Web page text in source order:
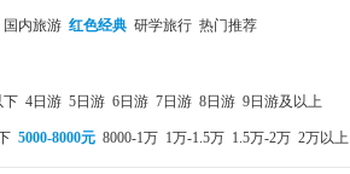
国内旅游 红色经典 研学旅行 热门推荐
下 4日游 5日游 6日游 7日游 8日游 9日游及以上
5000-8000元 8000-1万 1万-1.5万 1.5万-2万 2万以上